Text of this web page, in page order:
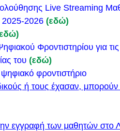
του Μηχανογραφικού
νέος Δ/ντής του Λυκείου
Διδασκόντων και οι
σας προσκαλούν, στην
της Γ΄Λυκείου
6-2023, ημέρα Τετάρτη και
(φωτογραφίες και
Live Streaming
2025-2026 (εδώ)
Φροντιστηρίου για
του (εδώ)
φροντιστήριο
ή τους έχασαν,
εγγραφή των μαθητών στο